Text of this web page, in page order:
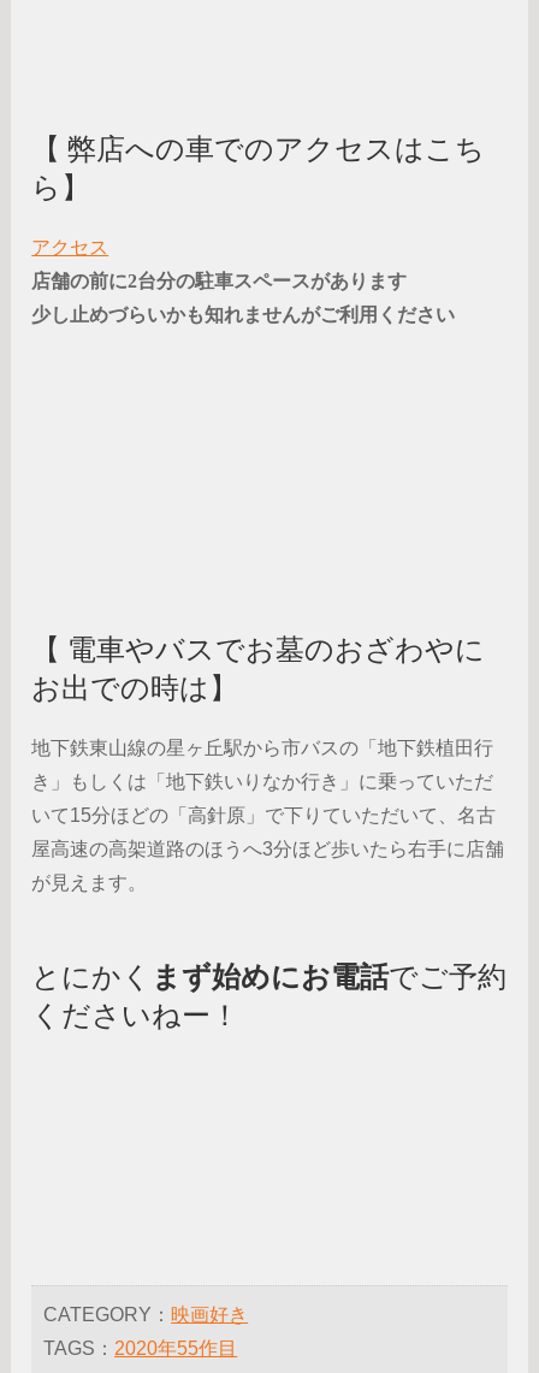
【 弊店への車でのアクセスはこち
ら】
アクセス
店舗の前に2台分の駐車スペースがあります
少し止めづらいかも知れませんがご利用ください
【 電車やバスでお墓のおざわやに
お出での時は】
地下鉄東山線の星ヶ丘駅から市バスの「地下鉄植田行
き」もしくは「地下鉄いりなか行き」に乗っていただ
いて15分ほどの「高針原」で下りていただいて、名古
屋高速の高架道路のほうへ3分ほど歩いたら右手に店舗
が見えます。
とにかく まず始めにお電話でご予約
くださいねー！
CATEGORY： 映画好き
TAGS： 2020年55作目